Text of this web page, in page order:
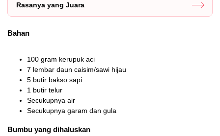
Rasanya yang Juara
Bahan
100 gram kerupuk aci
7 lembar daun caisim/sawi hijau
5 butir bakso sapi
1 butir telur
Secukupnya air
Secukupnya garam dan gula
Bumbu yang dihaluskan